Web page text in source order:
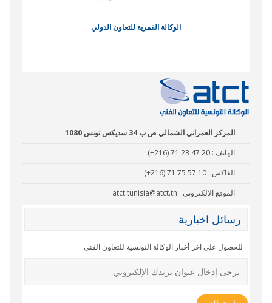
الوكالة القمرية للتعاون الدولي
المركز العمراني الشمالي ص ب 34 سديكس تونس 1080
الهاتف : (+216) 71 23 47 20
الفاكس : (+216) 71 75 57 10
الموقع الالكتروني : atct.tunisia@atct.tn
رسائل اخبارية
للحصول على آخر أخبار الوكالة التونسية للتعاون الفني